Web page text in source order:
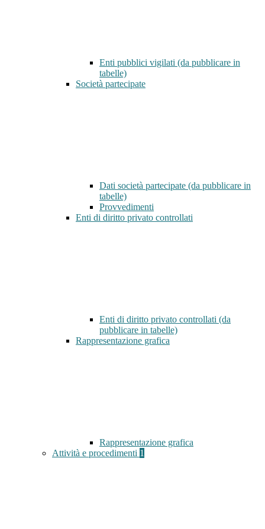
Enti pubblici vigilati (da pubblicare in
tabelle)
Società partecipate
Dati società partecipate (da pubblicare in
tabelle)
Provvedimenti
Enti di diritto privato controllati
Enti di diritto privato controllati (da
pubblicare in tabelle)
Rappresentazione grafica
Rappresentazione grafica
Attività e procedimenti 1